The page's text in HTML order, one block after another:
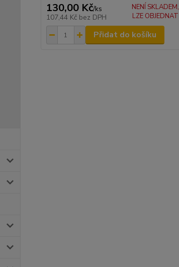
130,00 Kč/ks
107,44 Kč bez DPH
NENÍ SKLADEM,
LZE OBJEDNAT
Přidat do košíku